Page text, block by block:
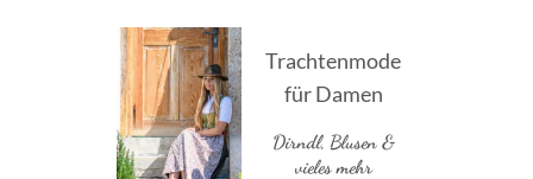
Trachtenmode
für Damen
Dirndl, Blusen &
vieles mehr